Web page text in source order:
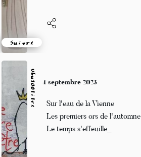
Suivre
Ubu100titre 4 septembre 2023
Sur l'eau de la Vienne
Les premiers ors de l'automne
Le temps s'effeuille_